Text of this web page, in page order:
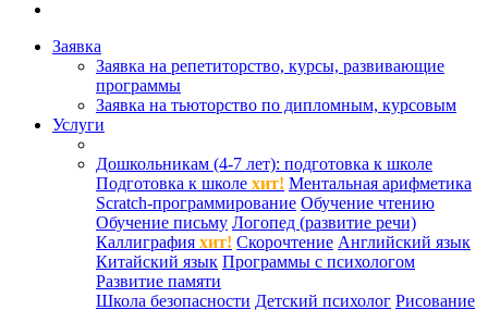
Заявка
Заявка на репетиторство, курсы, развивающие
программы
Заявка на тьюторство по дипломным, курсовым
Услуги
Дошкольникам (4-7 лет): подготовка к школе
Подготовка к школе хит! Ментальная арифметика
Scratch-программирование Обучение чтению
Обучение письму Логопед (развитие речи)
Каллиграфия хит! Скорочтение Английский язык
Китайский язык Программы с психологом
Развитие памяти
Школа безопасности Детский психолог Рисование